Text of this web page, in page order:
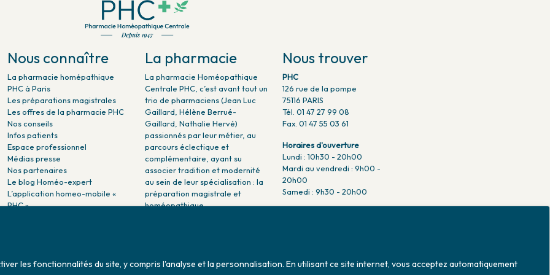
Nous connaître
La pharmacie homépathique
PHC à Paris
Les préparations magistrales
Les offres de la pharmacie PHC
Nos conseils
Infos patients
Espace professionnel
Médias presse
Nos partenaires
Le blog Homéo-expert
L’application homeo-mobile «
PHC »
Enfants - AMFE
La pharmacie
La pharmacie Homéopathique
Centrale PHC, c’est avant tout un
trio de pharmaciens (Jean Luc
Gaillard, Hélène Berrué-
Gaillard, Nathalie Hervé)
passionnés par leur métier, au
parcours éclectique et
complémentaire, ayant su
associer tradition et modernité
au sein de leur spécialisation : la
préparation magistrale et
homéopathique.
Nous trouver
PHC
126 rue de la pompe
75116 PARIS
Tél. 01 47 27 99 08
Fax. 01 47 55 03 61
Horaires d'ouverture
Lundi : 10h30 - 20h00
Mardi au vendredi : 9h00 -
20h00
Samedi : 9h30 - 20h00
les fonctionnalités du site, y compris l'analyse et la personnalisation. En utilisant ce site internet, vous acceptez automatiquement